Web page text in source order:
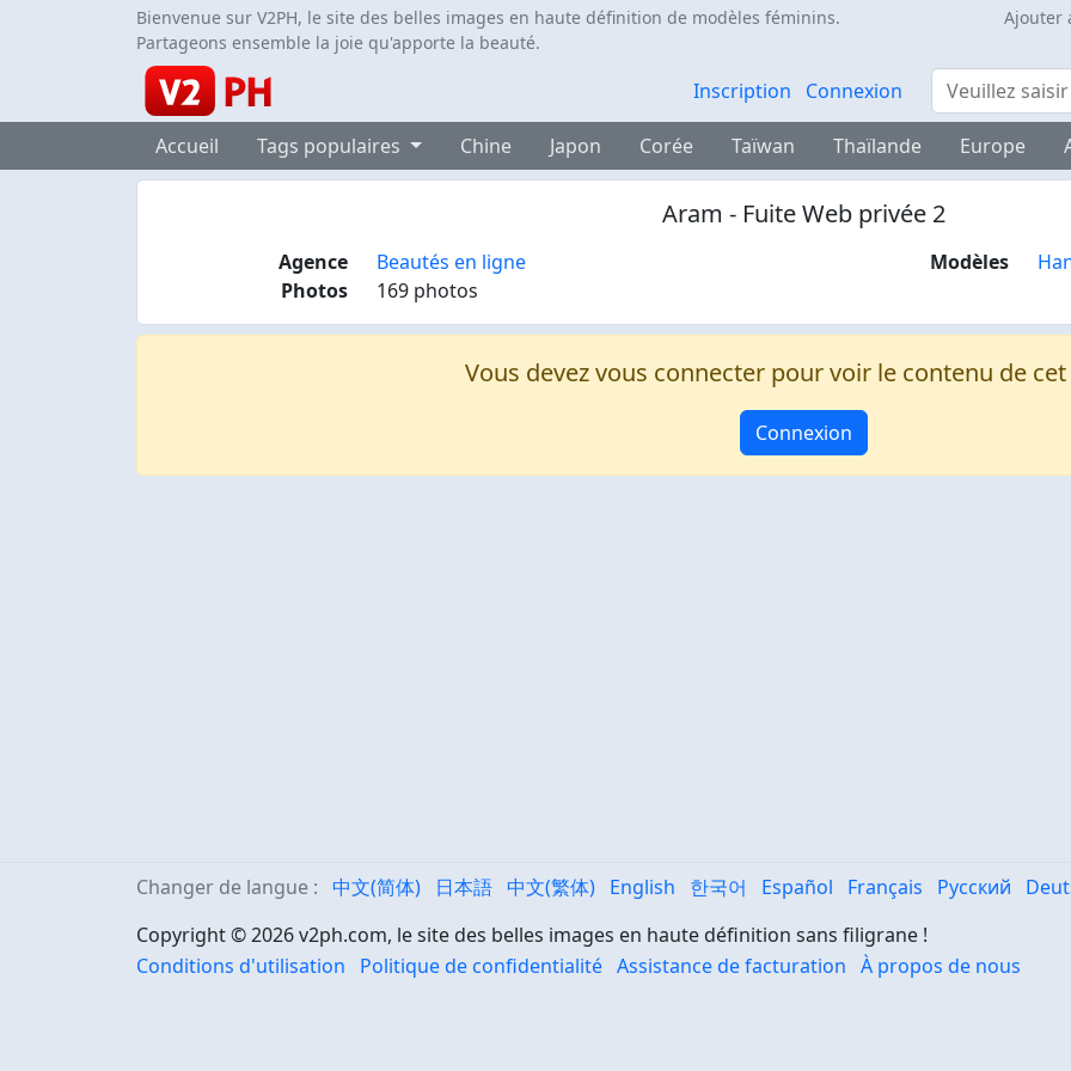
Bienvenue sur V2PH, le site des belles images en haute définition de modèles féminins.
Partageons ensemble la joie qu'apporte la beauté.
Ajouter
Inscription Connexion Rechercher
Accueil Tags populaires Chine Japon Corée Taïwan Thaïlande Europe
Aram - Fuite Web privée 2
Agence
Beautés en ligne
Photos
169 photos
Modèles
Vous devez vous connecter pour voir le contenu de
Connexion
Changer de langue : 中文(简体) 日本語 中文(繁体) English 한국어 Español Français Русский
Copyright © 2026 v2ph.com, le site des belles images en haute définition sans filigrane !
Conditions d'utilisation
Politique de confidentialité Assistance de facturation À propos de nous